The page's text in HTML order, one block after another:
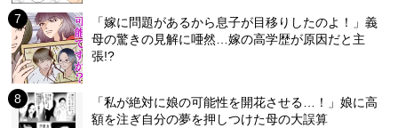
「嫁に問題があるから息子が目移りしたのよ！」義
母の驚きの見解に唖然…嫁の高学歴が原因だと主
張!?
「私が絶対に娘の可能性を開花させる…！」娘に高
額を注ぎ自分の夢を押しつけた母の大誤算